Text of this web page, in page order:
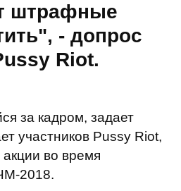
штрафные
- допрос
Riot.
за кадром, задает
участников Pussy Riot,
во время
2018.